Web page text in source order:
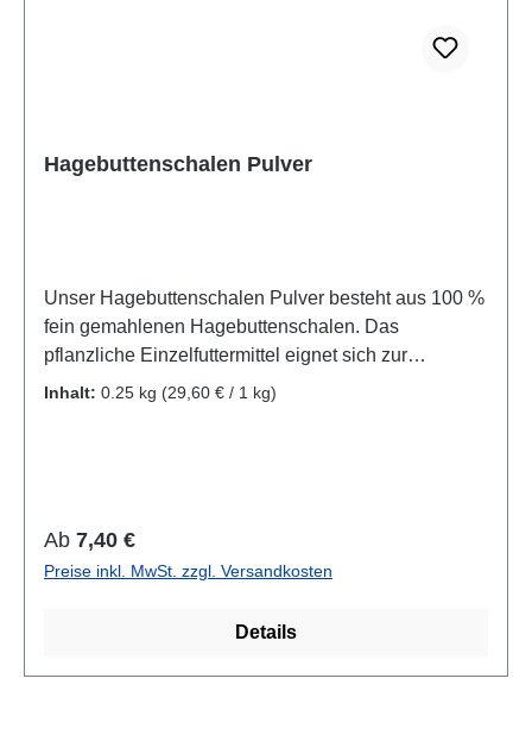
Hagebuttenschalen Pulver
Unser Hagebuttenschalen Pulver besteht aus 100 %
fein gemahlenen Hagebuttenschalen. Das
pflanzliche Einzelfuttermittel eignet sich zur
Ergänzung der täglichen Futterration von Hunden
Hagebuttenschalen Analytische
Bestandteile:Rohprotein 2,39%Rohfett
10,7%Fütterungsempfehlung:Hunde: Als Richtwert
Inhalt: 0.25 kg (29,60 € / 1 kg)
Regulärer Preis:
Ab 7,40 €
Preise inkl. MwSt. zzgl. Versandkosten
Details